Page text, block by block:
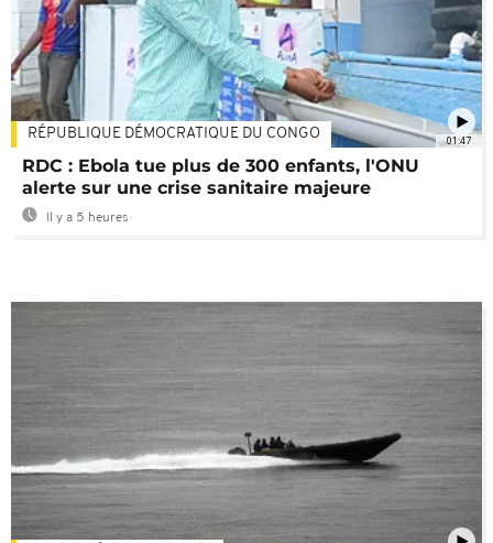
01:47
RÉPUBLIQUE DÉMOCRATIQUE DU CONGO
RDC : Ebola tue plus de 300 enfants, l'ONU
alerte sur une crise sanitaire majeure
Il y a 5 heures